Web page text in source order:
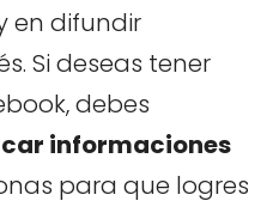
en difundir
Si deseas tener
debes
informaciones
para que logres